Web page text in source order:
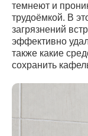
темнеют и
трудоёмкой. В
загрязнений
эффективно
также какие
сохранить